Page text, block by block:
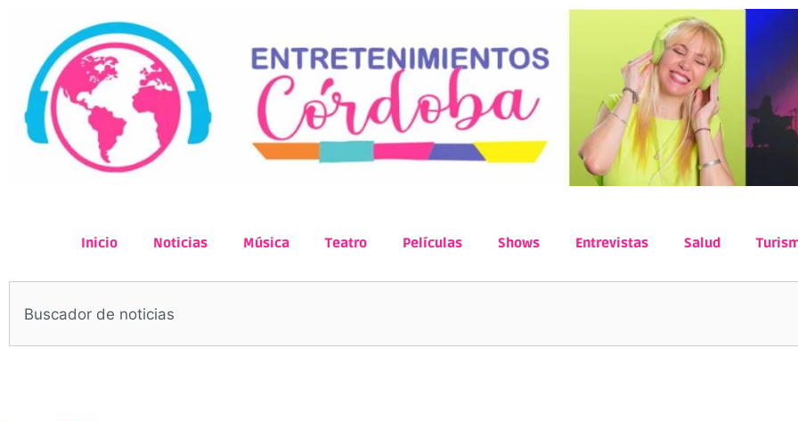
Inicio Noticias Música Teatro Películas Shows Entrevistas Salud